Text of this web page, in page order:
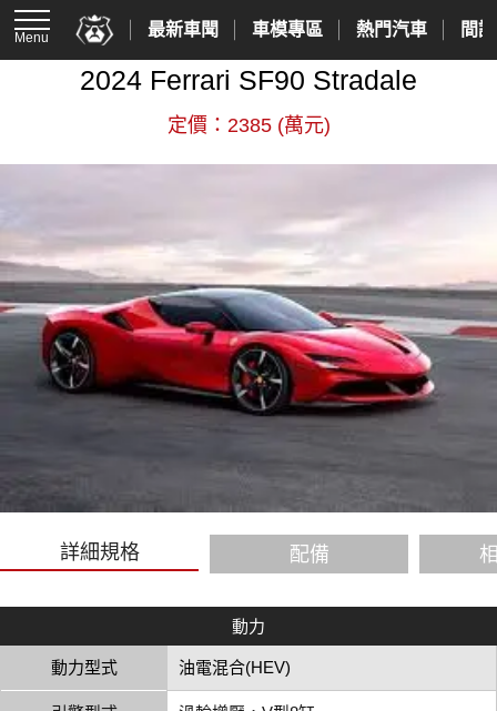
Menu 最新車聞 車模專區 熱門汽車 間
2024 Ferrari SF90 Stradale
定價：2385 (萬元)
詳細規格 配備
動力
動力型式 油電混合(HEV)